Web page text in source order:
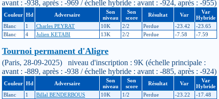
avant : -938, après : -969 / échelle hybride : avant : -924, après : -955)
Couleur Hd Adversaire
Son
niveau
Son
score
Résultat Var
Var
Hybride
Blanc
1 Charles PEYRAT 10K 2/2 Perdue -23.42
-23.65
Blanc
4 Julien KETABI 13K 2/2 Perdue -7.58 -7.59
Tournoi permanent d'Aligre
(Paris, 28-09-2025) niveau d'inscription : 9K (échelle principale :
avant : -889, après : -938 / échelle hybride : avant : -885, après : -924)
Couleur Hd Adversaire
Son
niveau
Son
score
Résultat Var
Var
Hybride
Blanc
1 Billal BENDERBOUS 10K 1/2 Perdue -23.22
-17.48